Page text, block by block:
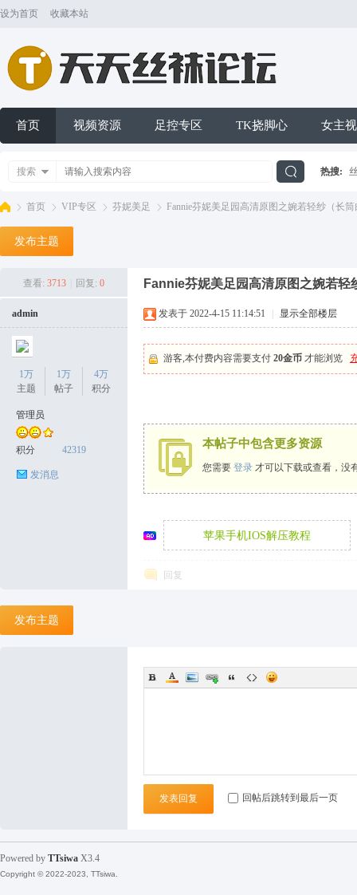
设为首页 收藏本站
首页 视频资源 足控专区 TK挠脚心 女主
搜索 热搜:
首页 VIP专区 芬妮美足 Fannie芬妮美足园高清原图之婉若轻纱（长筒
发布主题
查看: 3713 回复: 0 Fannie芬妮美足园高清原图之婉若
admin
1万
主题
1万
帖子
4万
积分
管理员
积分 42319
发消息
发表于 2022-4-15 11:14:51 显示全部楼层
游客,本付费内容需要支付 20金币 才能浏览
本帖子中包含更多资源
您需要 登录 才可以下载或查看，没
苹果手机IOS解压教程
回复
发布主题
发表回复 回帖后跳转到最后一页
Powered by TTsiwa X3.4
Copyright © 2022-2023, TTsiwa.